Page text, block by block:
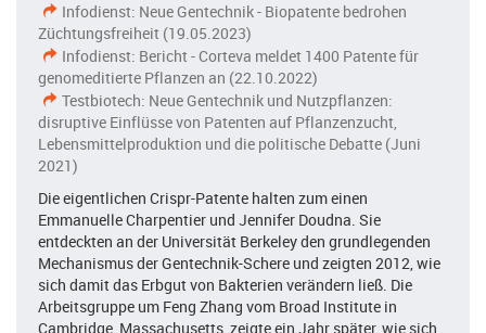
Infodienst: Neue Gentechnik - Biopatente bedrohen
Züchtungsfreiheit (19.05.2023)
Infodienst: Bericht - Corteva meldet 1400 Patente für
genomeditierte Pflanzen an (22.10.2022)
Testbiotech: Neue Gentechnik und Nutzpflanzen:
disruptive Einflüsse von Patenten auf Pflanzenzucht,
Lebensmittelproduktion und die politische Debatte (Juni
2021)
Die eigentlichen Crispr-Patente halten zum einen
Emmanuelle Charpentier und Jennifer Doudna. Sie
entdeckten an der Universität Berkeley den grundlegenden
Mechanismus der Gentechnik-Schere und zeigten 2012, wie
sich damit das Erbgut von Bakterien verändern ließ. Die
Arbeitsgruppe um Feng Zhang vom Broad Institute in
Cambridge, Massachusetts, zeigte ein Jahr später, wie sich